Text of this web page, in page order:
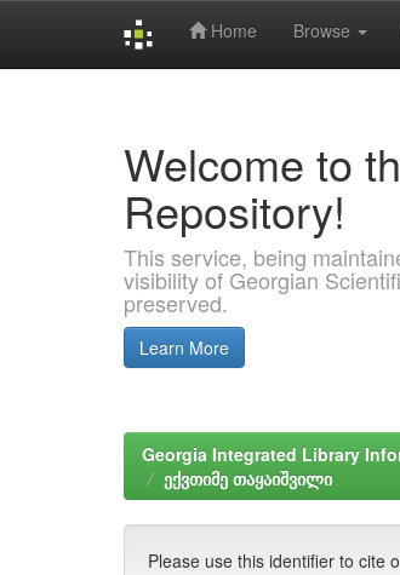
Home Browse
Welcome to
Repository!
This service, being
visibility of Georgian
preserved.
Learn More
Georgia Integrated Library
ექვთიმე თაყაიშვილი
Please use this identifier to cite